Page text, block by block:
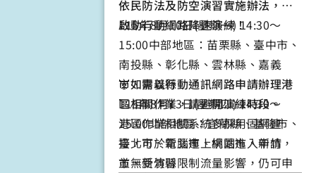
依民防法及防空演習實施辦法，將
啟動行動網路降速演練！
115年8月10日(星期一) 14:30～
15:00中部地區：苗栗縣、臺中市、
南投縣、彰化縣、雲林縣、嘉義
市、嘉義縣
115年8月13日(星期四) 14:30～
15:00北部地區：宜蘭縣、基隆市、
臺北市、新北市、桃園市、新竹
市、新竹縣
👿如需以行動通訊網路申請辦理港
區相關作業，請避開演練時段。
港區作業相關系統多採用固網連
接，可於電腦連上網站進入申請，
並無受演習限制流量影響，仍可申